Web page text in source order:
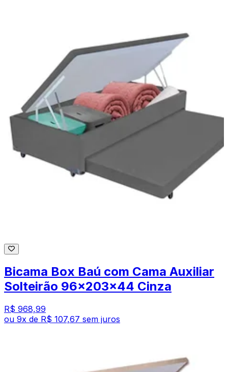
Bicama Box Baú com Cama Auxiliar
Solteirão 96x203x44 Cinza
R$ 968,99
ou 9x de R$ 107,67 sem juros